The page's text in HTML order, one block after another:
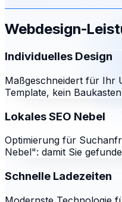
Webdesign-
Individuelles Design
Maßgeschneidert für Ihr
Template, kein
Lokales SEO Nebel
Optimierung für
Nebel": damit Sie
Schnelle Ladezeiten